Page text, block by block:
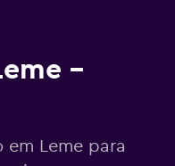
–
Leme para